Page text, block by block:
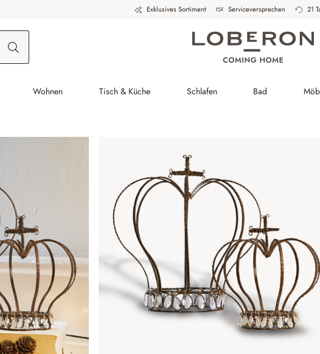
Exklusives Sortiment Serviceversprechen 21
Wohnen Tisch & Küche Schlafen Bad